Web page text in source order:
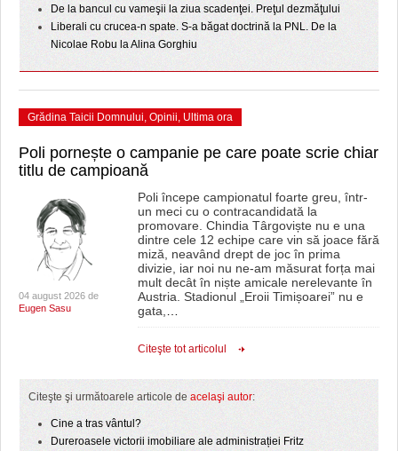
De la bancul cu vameşii la ziua scadenţei. Preţul dezmăţului
Liberali cu crucea-n spate. S-a băgat doctrină la PNL. De la
Nicolae Robu la Alina Gorghiu
Grădina Taicii Domnului Opinii Ultima ora
Poli pornește o campanie pe care poate scrie chiar
titlu de campioană
04 august 2026 de
Eugen Sasu
Poli începe campionatul foarte greu, într-
un meci cu o contracandidată la
promovare. Chindia Târgoviște nu e una
dintre cele 12 echipe care vin să joace fără
miză, neavând drept de joc în prima
divizie, iar noi nu ne-am măsurat forța mai
mult decât în niște amicale nerelevante în
Austria. Stadionul „Eroii Timișoarei” nu e
gata,
Citeşte tot articolul
Citeşte şi următoarele articole de acelaşi autor:
Cine a tras vântul?
Dureroasele victorii imobiliare ale administrației Fritz